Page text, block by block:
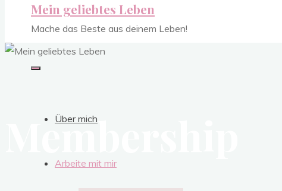
Mein geliebtes Leben
Mache das Beste aus deinem Leben!
Über mich
Arbeite mit mir
Membership